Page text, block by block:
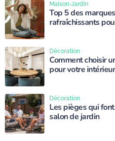
Top 5 des
rafraîchissants
Maison-Jardin
Comment choisir
pour votre
Décoration
Les pièges qui
salon de jardin
Décoration